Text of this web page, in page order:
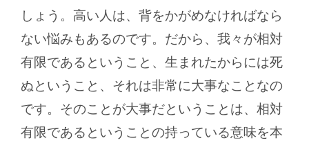
しょう。高い人は、背をかがめなければなら
ない悩みもあるのです。だから、我々が相対
有限であるということ、生まれたからには死
ぬということ、それは非常に大事なことなの
です。そのことが大事だということは、相対
有限であるということの持っている意味を本